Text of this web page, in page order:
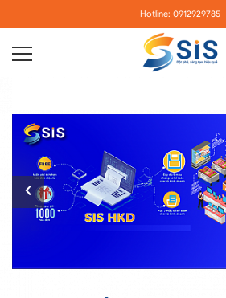
Hotline: 0912929785